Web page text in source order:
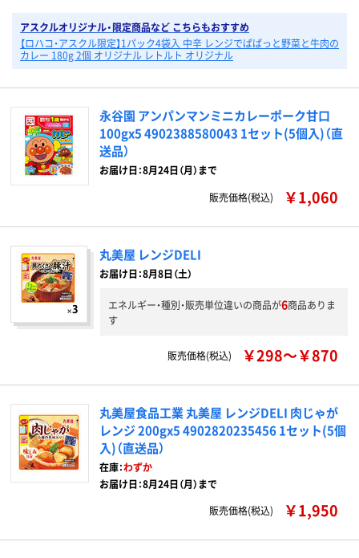
アスクルオリジナル・限定商品など こちらもおすすめ
【ロハコ・アスクル限定】1パック4袋入 中辛 レンジでぱぱっと野菜と牛肉の
カレー 180g 2個 オリジナル レトルト オリジナル
永谷園 アンパンマンミニカレーポーク甘口
100gx5 4902388580043 1セット(5個入)（直
送品）
お届け日：8月24日（月）まで
販売価格(税込)
￥1,060
丸美屋 レンジDELI
お届け日：8月8日（土）
エネルギー・種別・販売単位違いの商品が6商品ありま
す
販売価格(税込) ￥298～￥870
丸美屋食品工業 丸美屋 レンジDELI 肉じゃが
レンジ 200gx5 4902820235456 1セット(5個
入)（直送品）
在庫：わずか
お届け日：8月24日（月）まで
販売価格(税込)
￥1,950